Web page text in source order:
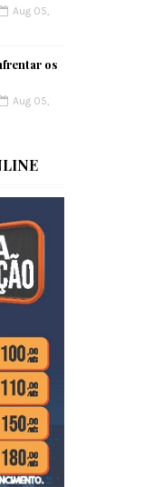
Aug 05,
os
Aug 05,